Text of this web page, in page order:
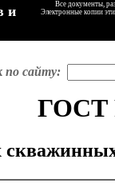
и
Все документы,
Электронные копии
по сайту:
ГОСТ